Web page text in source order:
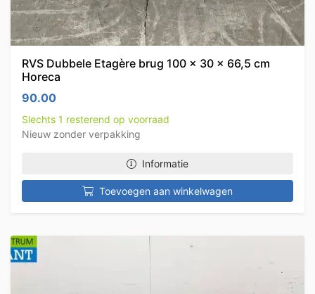
RVS Dubbele Etagère brug 100 x 30 x 66,5 cm
Horeca
90.00
Slechts 1 resterend op voorraad
Nieuw zonder verpakking
Informatie
Toevoegen aan winkelwagen